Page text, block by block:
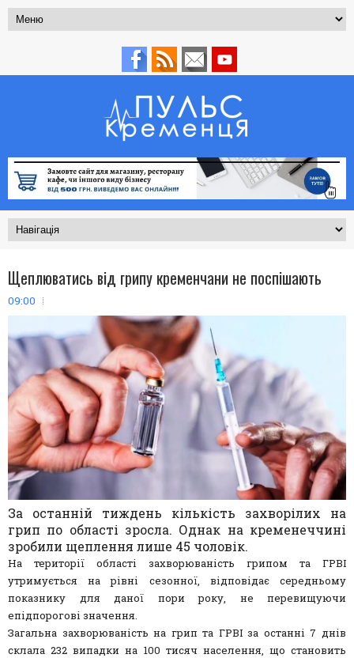
Щеплюватись від грипу кременчани не поспішають
09:00
За останній тиждень кількість захворілих на
грип по області зросла. Однак на кременеччині
зробили щеплення лише 45 чоловік.
На території області захворюваність грипом та ГРВІ
утримується на рівні сезонної, відповідає середньому
показнику для даної пори року, не перевищуючи
епідпорогові значення.
Загальна захворюваність на грип та ГРВІ за останні 7 днів
склала 232 випадки на 100 тисяч населення, що становить